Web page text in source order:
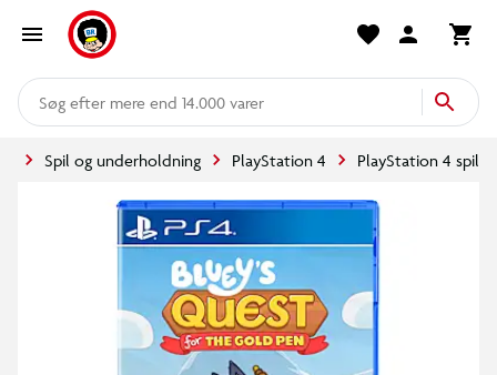
mere end 14.000 varer
Spil og underholdning PlayStation 4 PlayStation 4 spil